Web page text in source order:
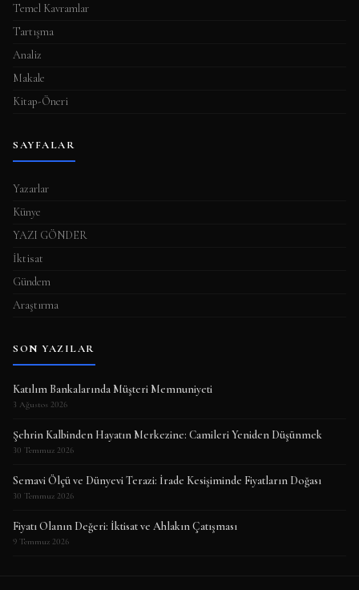
Temel Kavramlar
Tartışma
Analiz
Makale
Kitap-Öneri
SAYFALAR
Yazarlar
Künye
YAZI GÖNDER
İktisat
Gündem
Araştırma
SON YAZILAR
Katılım Bankalarında Müşteri Memnuniyeti
3 Ağustos 2026
Şehrin Kalbinden Hayatın Merkezine: Camileri Yeniden Düşünmek
30 Temmuz 2026
Semavi Ölçü ve Dünyevi Terazi: İrade Kesişiminde Fiyatların Doğası
30 Temmuz 2026
Fiyatı Olanın Değeri: İktisat ve Ahlakın Çatışması
9 Temmuz 2026